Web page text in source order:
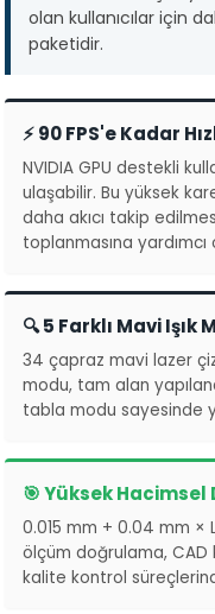
olan kullanıcılar için
paketidir.
⚡ 90 FPS'e Kadar
NVIDIA GPU destekli
ulaşabilir. Bu yüksek
daha akıcı takip
toplanmasına yardımcı
🔍 5 Farklı Mavi Işık
34 çapraz mavi lazer
modu, tam alan
tabla modu sayesinde
🎯 Yüksek
0.015 mm + 0.04 mm ×
ölçüm doğrulama, CAD
kalite kontrol